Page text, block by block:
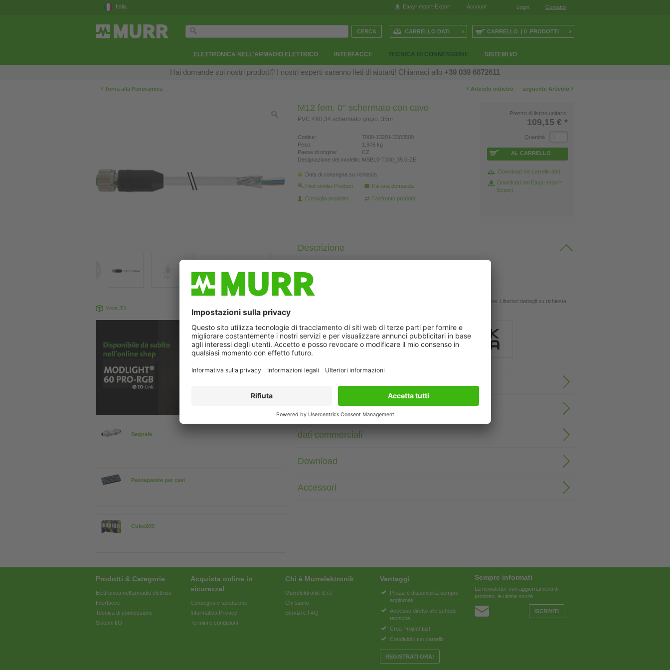
Italia Login Contatto
Account
Easy-Import-Export
ELETTRONICA NELL'ARMADIO ELETTRICO INTERFACCE TECNICA DI CONNESSIONE SISTEMI I/O
CARRELLO | 0 PRODOTTI ›
CARRELLO DATI ›
Hai domande sui nostri prodotti? I nostri esperti saranno lieti di aiutarti! Chiamaci allo +39 039 6872611
‹ Torna alla Panoramica seguente Articolo ›
‹ Articolo indietro
Vista 3D Il prodotto può differire dall'immagine
Segnale
Passaparete per cavi
Cube20S
M12 fem. 0° schermato con cavo
PVC 4X0,34 schermato grigio, 35m
Codice:
7000-13201-3303500
Peso:
1,976 kg
Paese di origine:
CZ
Designazione del modello: MSBL0-T330_35.0-ZE
Data di consegna su richiesta
Find similar Product
Fai una domanda
Consiglia prodotto Confronto prodotti
Prezzo di listino unitario:
109,15 € *
Quantità
AL CARRELLO
Download nel carrello dati
Download nel Easy-Import-
Export
Descrizione
M12, 4 poli
Schermato
con portatarghetta
Custodie plastica con buona resistenza contro agenti chimici e oli
La resistenza agli agenti aggressivi deve essere testata per la singola applicazione. Ulteriori dettagli su richiesta.
Dati del cavo
dati commerciali
Download
Accessori
Prodotti & Categorie
Elettronica nell'armadio elettrico
Interfacce
Tecnica di connessione
Sistemi I/O
Acquista online in
sicurezza!
Consegna e spedizione
Informativa Privacy
Termini e condizioni
Chi è Murrelektronik
Murrelektronik S.r.l.
Chi siamo
Servizi e FAQ
Vantaggi
Prezzi e disponibilità sempre
aggiornati
Accesso diretto alle schede
tecniche
Crea Project List
Condividi il tuo carrello
REGISTRATI ORA!
Sempre informati
La newsletter con aggiornamenti di
prodotto, le ultime novità
ISCRIVITI